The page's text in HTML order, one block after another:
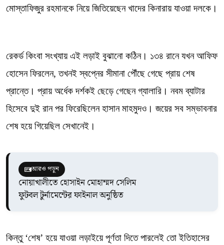
মোস্তাফিজুর রহমানকে নিয়ে জিতিয়েছেন খাদের কিনারায় যাওয়া দলকে।
রেকর্ড কিংবা সংখ্যায় এই লড়াই বুঝানো কঠিন। ১৩৪ রানে যখন আফিফ
হোসেন ফিরলেন, তখনই স্বপ্নের সীমানা পৌঁছে গেছে প্রায় শেষ
প্রান্তে। প্রায় অর্ধেক দর্শকই ছেড়ে গেছেন গ্যালারি। নবম ব্যাটার
হিসেবে দুই রান পর ফিরেছিলেন হাসান মাহমুদও। জয়ের সব সম্ভাবনার
শেষ হয়ে গিয়েছিল সেখানেই।
আরও পড়ুন
নোয়াখালীতে হোসাইন মোহাম্মদ সেলিম
ফুটবল টুর্নামেন্টের ফাইনাল অনুষ্ঠিত
কিন্তু ‘শেষ’ হয়ে যাওয়া লড়াইয়ে পূর্ণতা দিতে পারলেই তো ইতিহাসের